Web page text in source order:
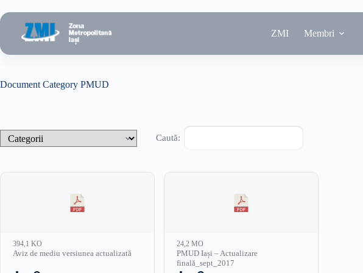
la
conținut
ZMI Membri
Document Category PMUD
Caută:
394,1 KO
Aviz de mediu versiunea actualizată
24,2 MO
PMUD Iași – Actualizare
finală_sept_2017